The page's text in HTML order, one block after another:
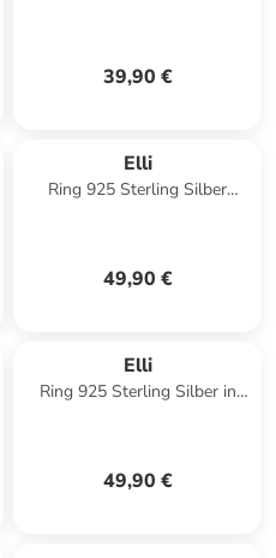
39,90 €
Elli
Ring 925 Sterling Silber
49,90 €
Elli
Ring 925 Sterling Silber in
49,90 €